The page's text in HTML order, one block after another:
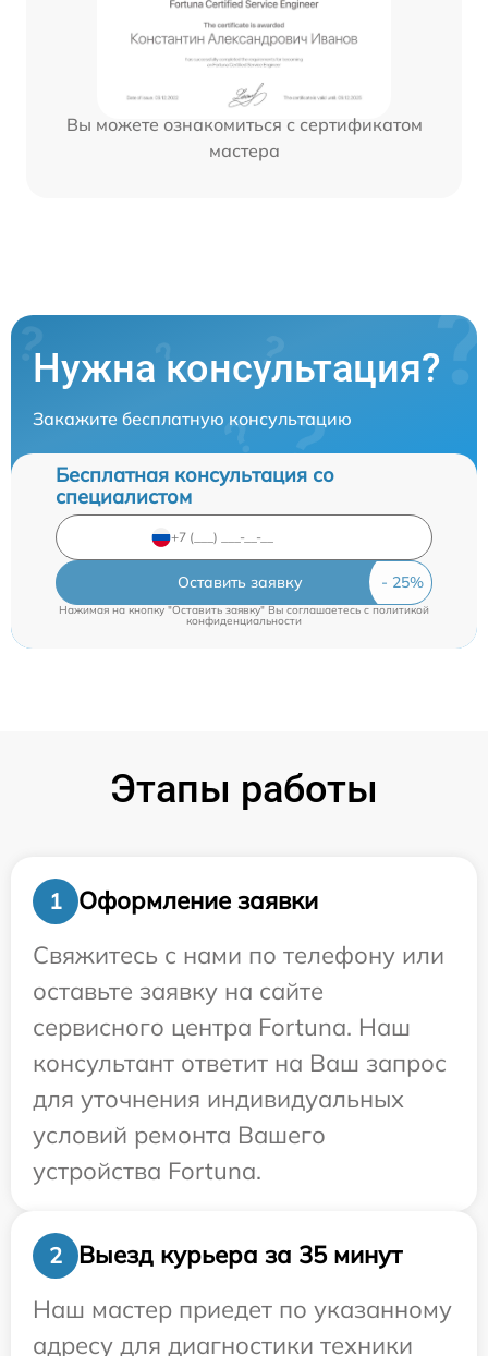
Вы можете ознакомиться с сертификатом
мастера
Нужна консультация?
Закажите бесплатную консультацию
Бесплатная консультация со
специалистом
Оставить заявку
Нажимая на кнопку "Оставить заявку" Вы соглашаетесь cполитикой
конфиденциальности
Этапы работы
1
Оформление заявки
Свяжитесь с нами по телефону или
оставьте заявку на сайте
сервисного центра Fortuna. Наш
консультант ответит на Ваш запрос
для уточнения индивидуальных
условий ремонта Вашего
устройства Fortuna.
2
Выезд курьера за 35 минут
Наш мастер приедет по указанному
адресу для диагностики техники